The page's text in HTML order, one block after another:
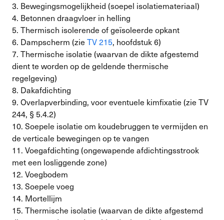
3. Bewegingsmogelijkheid (soepel isolatiemateriaal)
4. Betonnen draagvloer in helling
5. Thermisch isolerende of geïsoleerde opkant
6. Dampscherm (zie TV 215, hoofdstuk 6)
7. Thermische isolatie (waarvan de dikte afgestemd
dient te worden op de geldende thermische
regelgeving)
8. Dakafdichting
9. Overlapverbinding, voor eventuele kimfixatie (zie TV
244, § 5.4.2)
10. Soepele isolatie om koudebruggen te vermijden en
de verticale bewegingen op te vangen
11. Voegafdichting (ongewapende afdichtingsstrook
met een losliggende zone)
12. Voegbodem
13. Soepele voeg
14. Mortellijm
15. Thermische isolatie (waarvan de dikte afgestemd